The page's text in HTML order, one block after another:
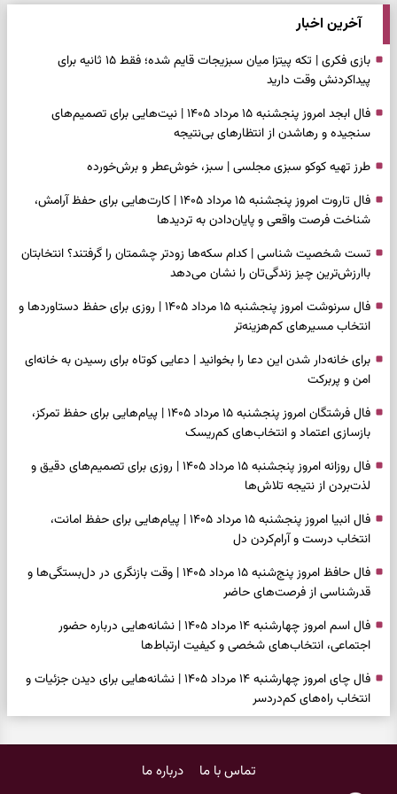
آخرین اخبار
بازی فکری | تکه پیتزا میان سبزیجات قایم شده؛ فقط ۱۵ ثانیه برای
پیداکردنش وقت دارید
فال ابجد امروز پنجشنبه ۱۵ مرداد ۱۴۰۵ | نیت‌هایی برای تصمیم‌های
سنجیده و رهاشدن از انتظارهای بی‌نتیجه
طرز تهیه کوکو سبزی مجلسی | سبز، خوش‌عطر و برش‌خورده
فال تاروت امروز پنجشنبه ۱۵ مرداد ۱۴۰۵ | کارت‌هایی برای حفظ آرامش،
شناخت فرصت واقعی و پایان‌دادن به تردیدها
تست شخصیت شناسی | کدام سکه‌ها زودتر چشمتان را گرفتند؟ انتخابتان
باارزش‌ترین چیز زندگی‌تان را نشان می‌دهد
فال سرنوشت امروز پنجشنبه ۱۵ مرداد ۱۴۰۵ | روزی برای حفظ دستاوردها و
انتخاب مسیرهای کم‌هزینه‌تر
برای خانه‌دار شدن این دعا را بخوانید | دعایی کوتاه برای رسیدن به خانه‌ای
امن و پربرکت
فال فرشتگان امروز پنجشنبه ۱۵ مرداد ۱۴۰۵ | پیام‌هایی برای حفظ تمرکز،
بازسازی اعتماد و انتخاب‌های کم‌ریسک
فال روزانه امروز پنجشنبه ۱۵ مرداد ۱۴۰۵ | روزی برای تصمیم‌های دقیق و
لذت‌بردن از نتیجه تلاش‌ها
فال انبیا امروز پنجشنبه ۱۵ مرداد ۱۴۰۵ | پیام‌هایی برای حفظ امانت،
انتخاب درست و آرام‌کردن دل
فال حافظ امروز پنج‌شنبه ۱۵ مرداد ۱۴۰۵ | وقت بازنگری در دل‌بستگی‌ها و
قدرشناسی از فرصت‌های حاضر
فال اسم امروز چهارشنبه ۱۴ مرداد ۱۴۰۵ | نشانه‌هایی درباره حضور
اجتماعی، انتخاب‌های شخصی و کیفیت ارتباط‌ها
فال چای امروز چهارشنبه ۱۴ مرداد ۱۴۰۵ | نشانه‌هایی برای دیدن جزئیات و
انتخاب راه‌های کم‌دردسر
تماس با ما درباره ما